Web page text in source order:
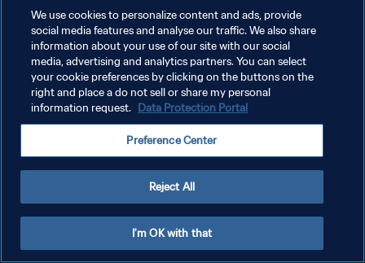
سياسة الخصوصية
شروط الخدمة
إدارة تفضيلات ملفات تعريف الارتباط
We use cookies to personalize content and ads, provide
social media features and analyse our traffic. We also share
information about your use of our site with our social
media, advertising and analytics partners. You can select
your cookie preferences by clicking on the buttons on the
right and place a do not sell or share my personal
information request. Data Protection Portal
Preference Center
Reject All
I'm OK with that